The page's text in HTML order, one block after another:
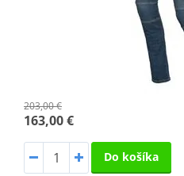
203,00 €
163,00 €
Do košíka